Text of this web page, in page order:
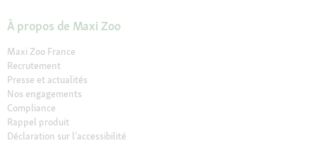
À propos de Maxi Zoo
Maxi Zoo France
Recrutement
Presse et actualités
Nos engagements
Compliance
Rappel produit
Déclaration sur l’accessibilité